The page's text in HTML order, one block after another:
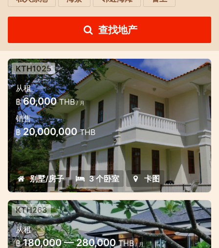
查找地产
Large 3 Bedroom Villa in Kathu
Beautiful, well-maintained villa in the
luxury gated estate in Kathu
KTH1025
从租
฿ 60,000THB/ 月
销售
฿ 20,000,000THB
别墅/房子 3 个卧室 卡图
Lovely Three bedroom villa near
Kathu Golf course
KTH263
从租
฿ 180,000 — 280,000THB/ 月